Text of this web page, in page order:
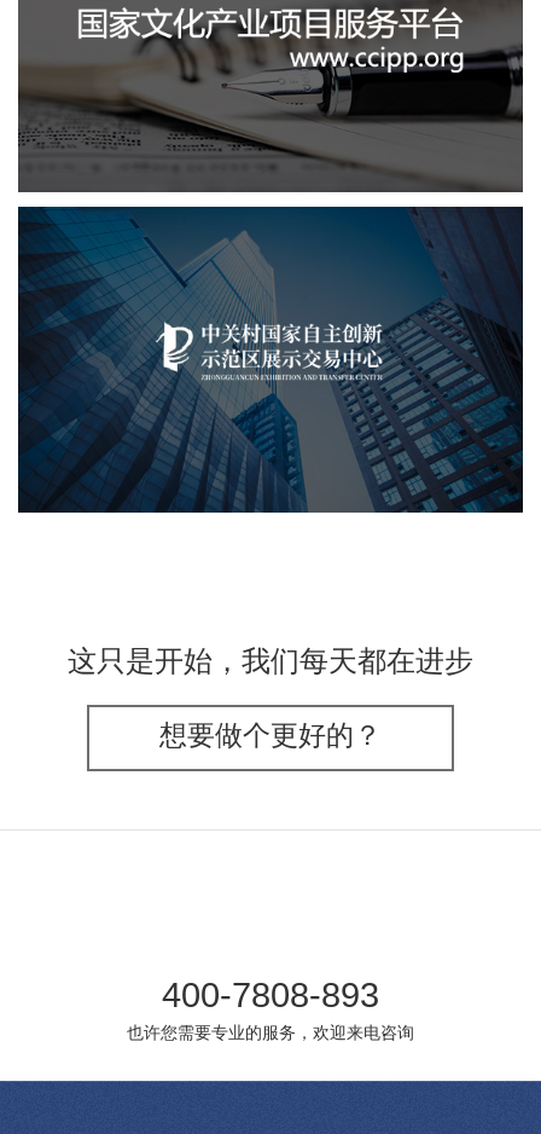
文化艺术 IT平台整体解决方案
系统开发
业务系统
中关村国家自主展示中心
文化艺术 展示中心 智慧展馆 展馆网站建设
这只是开始，我们每天都在进步
想要做个更好的？
400-7808-893
也许您需要专业的服务，欢迎来电咨询